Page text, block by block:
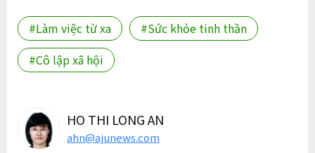
#Làm việc từ xa
#Sức khỏe tinh thần
#Cô lập xã hội
HO THI LONG AN
ahn@ajunews.com